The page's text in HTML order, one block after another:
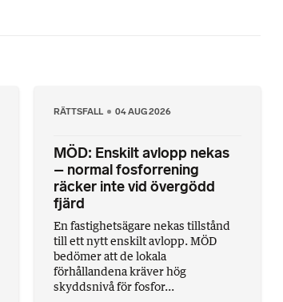
RÄTTSFALL 04 AUG 2026
MÖD: Enskilt avlopp nekas
– normal fosforrening
räcker inte vid övergödd
fjärd
En fastighetsägare nekas tillstånd
till ett nytt enskilt avlopp. MÖD
bedömer att de lokala
förhållandena kräver hög
skyddsnivå för fosfor...